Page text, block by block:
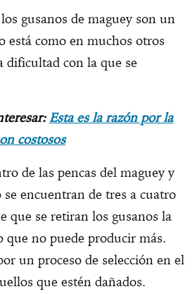
gusanos de maguey son un
está como en muchos otros
dificultad con la que se
Esta es la razón por la
costosos
de las pencas del maguey y
encuentran de tres a cuatro
que se retiran los gusanos la
que no puede producir más.
un proceso de selección en el
que estén dañados.